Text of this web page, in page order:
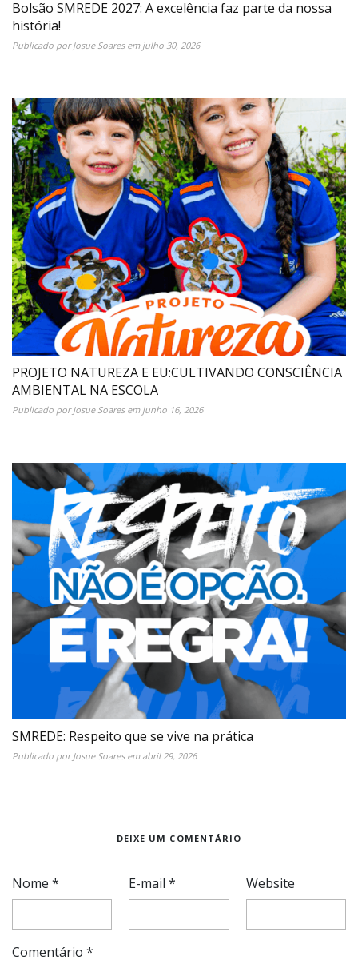
Bolsão SMREDE 2027: A excelência faz parte da nossa
história!
Publicado porJosue Soaresem julho 30, 2026
PROJETO NATUREZA E EU:CULTIVANDO CONSCIÊNCIA
AMBIENTAL NA ESCOLA
Publicado porJosue Soaresem junho 16, 2026
SMREDE: Respeito que se vive na prática
Publicado porJosue Soaresem abril 29, 2026
DEIXE UM COMENTÁRIO
Nome * E-mail* Website
Comentário *